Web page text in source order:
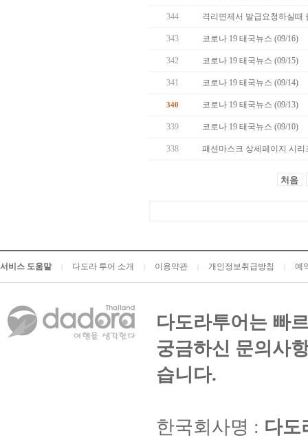
344 격리면제서 발급요청하실때
343 코로나 19 태국뉴스 (09/16)
342 코로나 19 태국뉴스 (09/15)
341 코로나 19 태국뉴스 (09/14)
340 코로나 19 태국뉴스 (09/13)
339 코로나 19 태국뉴스 (09/10)
338 패션마스크 상세페이지 시리
처음
서비스 도움말 다도라 투어 소개 이용약관 개인정보취급방침 예
다도라투어는 빠
궁금하신 문의사
습니다.
한국회사명 : 다도